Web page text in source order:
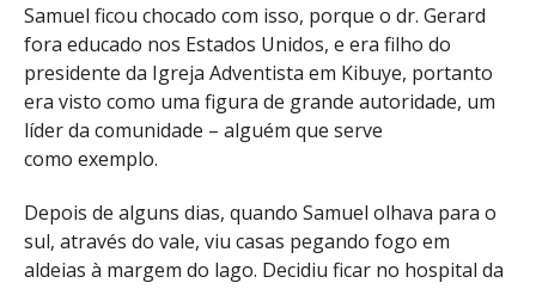
Samuel ficou chocado com isso, porque o dr. Gerard
fora educado nos Estados Unidos, e era filho do
presidente da Igreja Adventista em Kibuye, portanto
era visto como uma figura de grande autoridade, um
líder da comunidade – alguém que serve
como exemplo.
Depois de alguns dias, quando Samuel olhava para o
sul, através do vale, viu casas pegando fogo em
aldeias à margem do lago. Decidiu ficar no hospital da